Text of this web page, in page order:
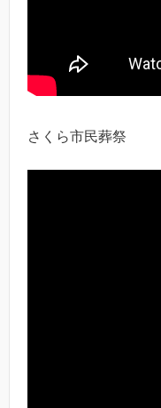
さくら市民葬祭